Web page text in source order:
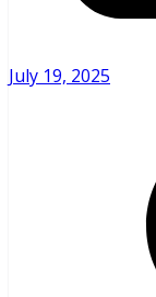
July 19, 2025